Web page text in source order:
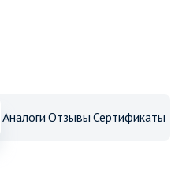
Аналоги Отзывы Сертификаты